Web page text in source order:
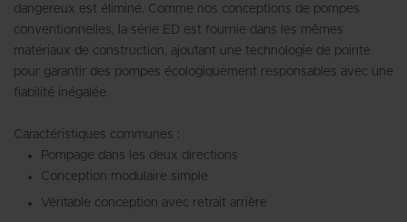
dangereux est éliminé. Comme nos conceptions de pompes
conventionnelles, la série ED est fournie dans les mêmes
matériaux de construction, ajoutant une technologie de pointe
pour garantir des pompes écologiquement responsables avec une
fiabilité inégalée.
Caractéristiques communes :
Pompage dans les deux directions
Conception modulaire simple
Véritable conception avec retrait arrière